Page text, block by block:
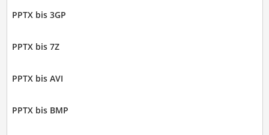
PPTX bis 3GP
PPTX bis 7Z
PPTX bis AVI
PPTX bis BMP